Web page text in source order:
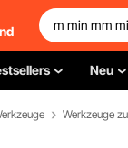
Neu
Werkzeuge